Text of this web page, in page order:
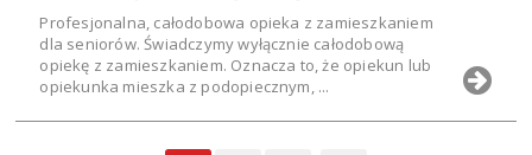
Profesjonalna, całodobowa opieka z zamieszkaniem
dla seniorów. Świadczymy wyłącznie całodobową
opiekę z zamieszkaniem. Oznacza to, że opiekun lub
opiekunka mieszka z podopiecznym, ...